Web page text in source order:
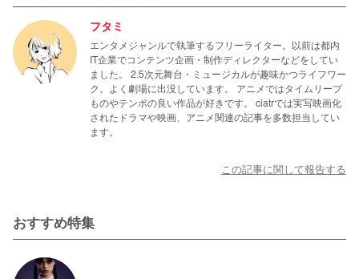
フタミ
エンタメジャンルで執筆するフリーライター。以前は都内
IT企業でコンテンツ企画・制作ディレクターなどをしてい
ました。 2.5次元舞台・ミュージカルが趣味かつライフワー
ク。よく劇場に出没しています。 アニメではタイムリープ
ものやテンポの良い作品が好きです。 ciatrでは実写映画化
されたドラマや映画、アニメ関連の記事を多数担当してい
ます。
この記事に関して報告する
おすすめ特集